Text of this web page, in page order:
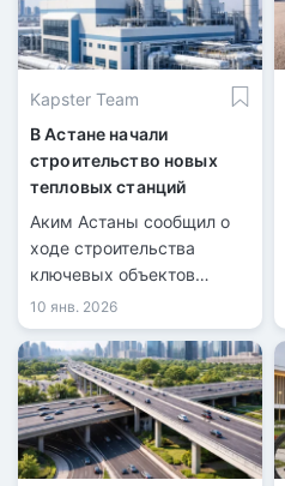
Kapster Team
В Астане начали
строительство новых
тепловых станций
Аким Астаны сообщил о
ходе строительства
ключевых объектов
инфраструктуры.
10 янв. 2026